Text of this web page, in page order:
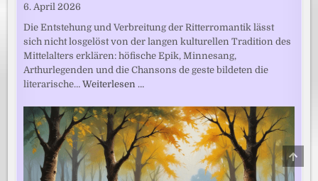
6. April 2026
Die Entstehung und Verbreitung der Ritterromantik lässt
sich nicht losgelöst von der langen kulturellen Tradition des
Mittelalters erklären: höfische Epik, Minnesang,
Arthurlegenden und die Chansons de geste bildeten die
literarische…Weiterlesen …
TO